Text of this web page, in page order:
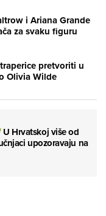
i Ariana Grande
za svaku figuru
pretvoriti u
Olivia Wilde
U Hrvatskoj više od
upozoravaju na